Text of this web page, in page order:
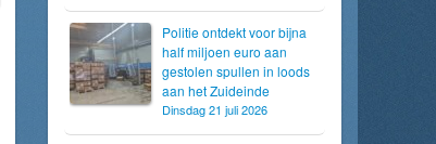
Politie ontdekt voor bijna
half miljoen euro aan
gestolen spullen in loods
aan het Zuideinde
Dinsdag 21 juli 2026